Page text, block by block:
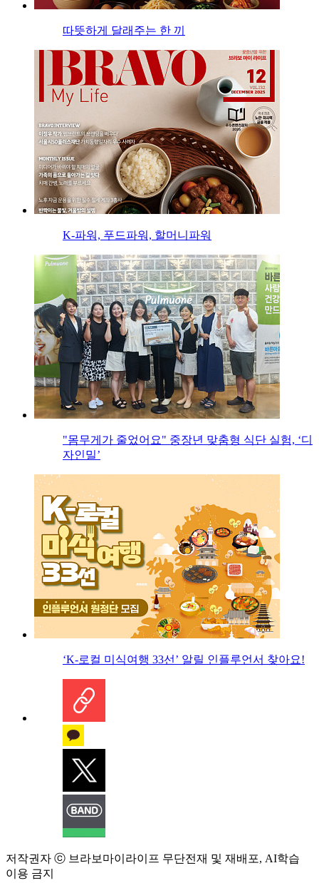
따뜻하게 달래주는 한 끼
K-파워, 푸드파워, 할머니파워
"몸무게가 줄었어요" 중장년 맞춤형 식단 실험, ‘디
자인밀’
‘K-로컬 미식여행 33선’ 알릴 인플루언서 찾아요!
저작권자 ⓒ 브라보마이라이프 무단전재 및 재배포, AI학습
이용 금지